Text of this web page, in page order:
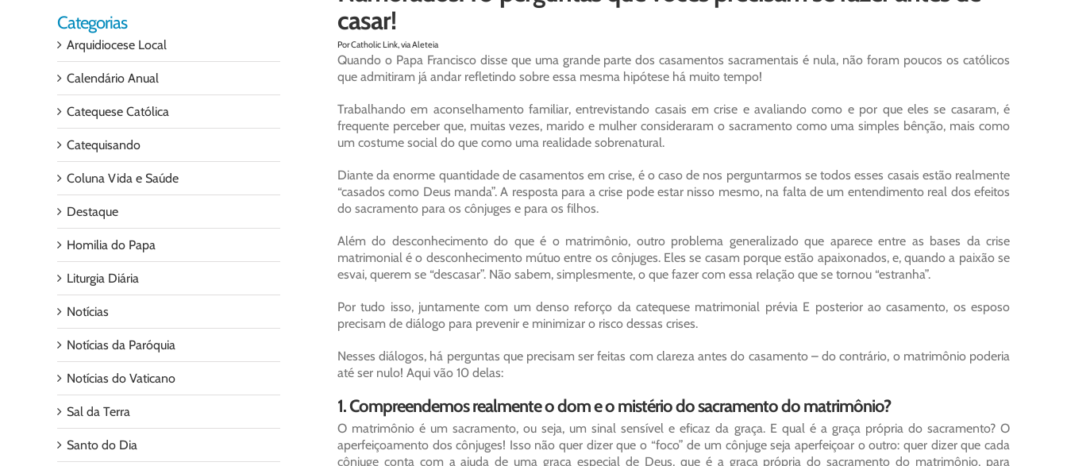
casar!
Por Catholic Link, via Aleteia
Quando o Papa Francisco disse que uma grande parte dos casamentos sacramentais é nula, não foram poucos os católicos
que admitiram já andar refletindo sobre essa mesma hipótese há muito tempo!
Trabalhando em aconselhamento familiar, entrevistando casais em crise e avaliando como e por que eles se casaram, é
frequente perceber que, muitas vezes, marido e mulher consideraram o sacramento como uma simples bênção, mais como
um costume social do que como uma realidade sobrenatural.
Diante da enorme quantidade de casamentos em crise, é o caso de nos perguntarmos se todos esses casais estão realmente
“casados como Deus manda”. A resposta para a crise pode estar nisso mesmo, na falta de um entendimento real dos efeitos
do sacramento para os cônjuges e para os filhos.
Além do desconhecimento do que é o matrimônio, outro problema generalizado que aparece entre as bases da crise
matrimonial é o desconhecimento mútuo entre os cônjuges. Eles se casam porque estão apaixonados, e, quando a paixão se
esvai, querem se “descasar”. Não sabem, simplesmente, o que fazer com essa relação que se tornou “estranha”.
Por tudo isso, juntamente com um denso reforço da catequese matrimonial prévia E posterior ao casamento, os esposo
precisam de diálogo para prevenir e minimizar o risco dessas crises.
Nesses diálogos, há perguntas que precisam ser feitas com clareza antes do casamento – do contrário, o matrimônio poderia
até ser nulo! Aqui vão 10 delas:
1. Compreendemos realmente o dom e o mistério do sacramento do matrimônio?
O matrimônio é um sacramento, ou seja, um sinal sensível e eficaz da graça. E qual é a graça própria do sacramento? O
aperfeiçoamento dos cônjuges! Isso não quer dizer que o “foco” de um cônjuge seja aperfeiçoar o outro: quer dizer que cada
cônjuge conta com a ajuda de uma graça especial de Deus, que é a graça própria do sacramento do matrimônio, para
Categorias
Arquidiocese Local
Calendário Anual
Catequese Católica
Catequisando
Coluna Vida e Saúde
Destaque
Homilia do Papa
Liturgia Diária
Notícias
Notícias da Paróquia
Notícias do Vaticano
Sal da Terra
Santo do Dia